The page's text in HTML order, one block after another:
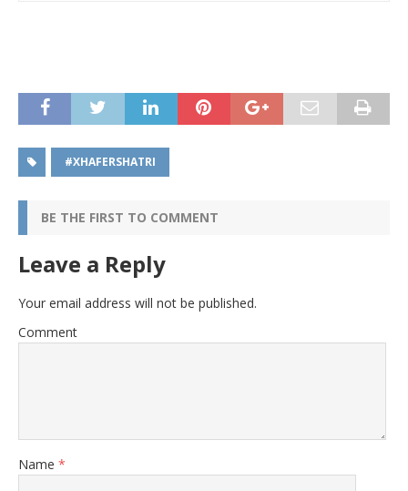
#XHAFERSHATRI
BE THE FIRST TO COMMENT
Leave a Reply
Your email address will not be published.
Comment
Name *